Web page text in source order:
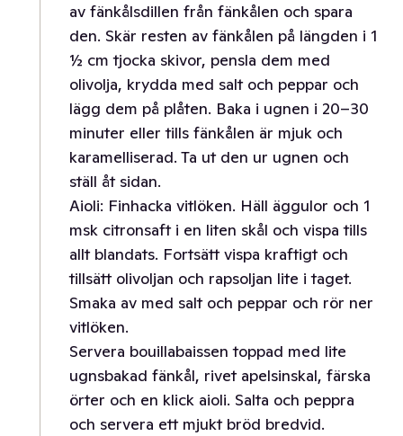
av fänkålsdillen från fänkålen och spara
den. Skär resten av fänkålen på längden i 1
½ cm tjocka skivor, pensla dem med
olivolja, krydda med salt och peppar och
lägg dem på plåten. Baka i ugnen i 20–30
minuter eller tills fänkålen är mjuk och
karamelliserad. Ta ut den ur ugnen och
ställ åt sidan.
Aioli: Finhacka vitlöken. Häll äggulor och 1
msk citronsaft i en liten skål och vispa tills
allt blandats. Fortsätt vispa kraftigt och
tillsätt olivoljan och rapsoljan lite i taget.
Smaka av med salt och peppar och rör ner
vitlöken.
Servera bouillabaissen toppad med lite
ugnsbakad fänkål, rivet apelsinskal, färska
örter och en klick aioli. Salta och peppra
och servera ett mjukt bröd bredvid.